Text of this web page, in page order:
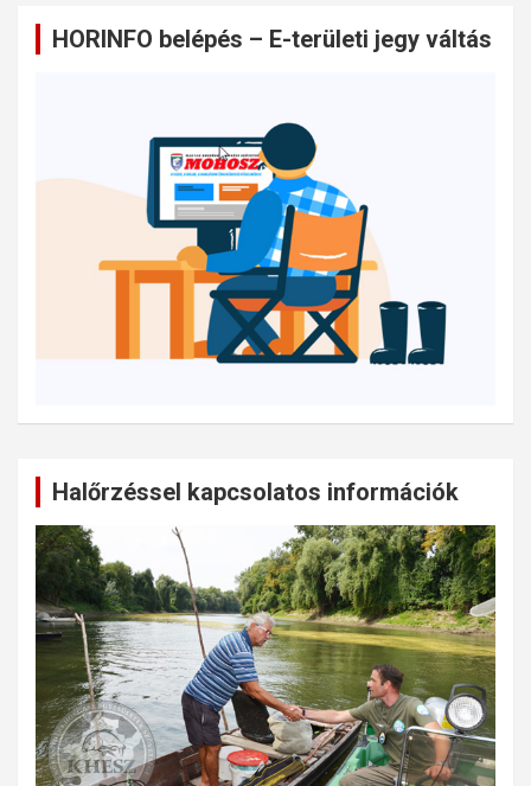
HORINFO belépés – E-területi jegy váltás
Halőrzéssel kapcsolatos információk